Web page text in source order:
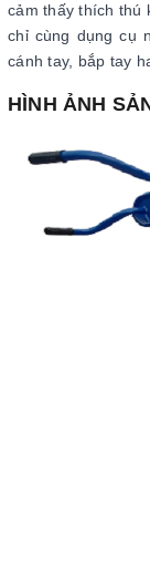
cảm thấy thích thú
chỉ cùng dụng cụ
cánh tay, bắp tay
HÌNH ẢNH